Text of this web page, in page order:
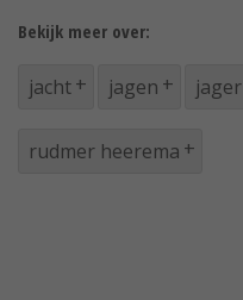
Bekijk meer over:
jacht jagen jager
rudmer heerema